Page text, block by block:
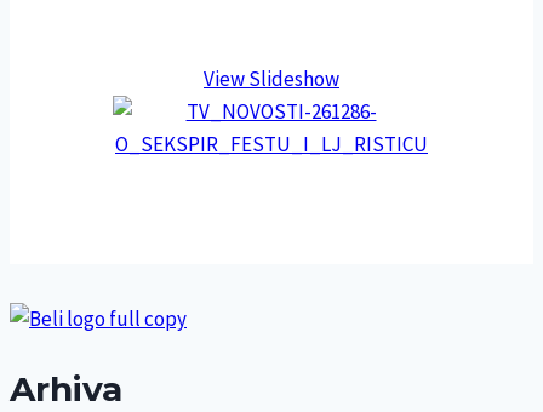
View Slideshow
Arhiva